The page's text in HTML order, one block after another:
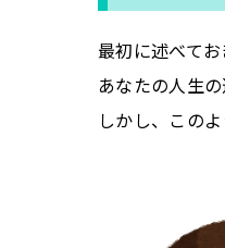
最初に述べて
あなたの人生
しかし、この